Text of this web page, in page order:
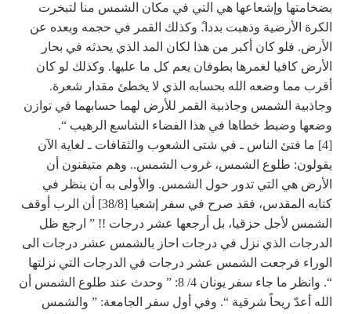
بضخامتها وإشعاعها هي التي في مكان الشمس منا لتبخرت
الكرة الأرضية وذهبت بددا.ً وكذلك القمر في حجمه وبعده عن
الأرض. فلو كان أكبر من هذا لكان المد الذي يحدثه في بحار
الأرض كافيا لغمرها بطوفان يعم كل ما عليها. وكذلك لو كان
أقرب مما وضعه الله بحسابه الذي لا يخطئ مقدار شعرة.
وجاذبية الشمس وجاذبية القمر للأرض لهما حسابهما في توازن
وضعها وضبط خطاها في هذا الفضاء الشاسع الرهيب “.
[4] ما فتئ الناس ـ في شتى الشعوب والثقافات ـ لغاية الآن
يقولون: طلوع الشمس، غروب الشمس.. وهم متيقنون أن
الأرض هي التي تدور حول الشمس. والأولى به أن ينظر في
كتابه المقدس، فقد صرح في سفر إشعيا [38/8] أن الرب أوقف
الشمس لأجل حزقيا، بل أرجعها عشر درجات !! ” ارجع ظل
الدرجات الذي نزل في درجات احاز بالشمس عشر درجات الى
الوراء فرجعت الشمس عشر درجات في الدرجات التي نزلتها
“. وانظر ما جاء سفر يونان 4/ 8: ” وحدث عند طلوع الشمس أن
الله أعدّ ريحاً شرقية “. وفي أول سفر الجامعة: ” والشمس